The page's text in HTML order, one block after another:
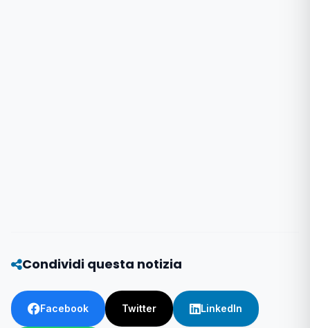
Condividi questa notizia
Facebook Twitter LinkedIn